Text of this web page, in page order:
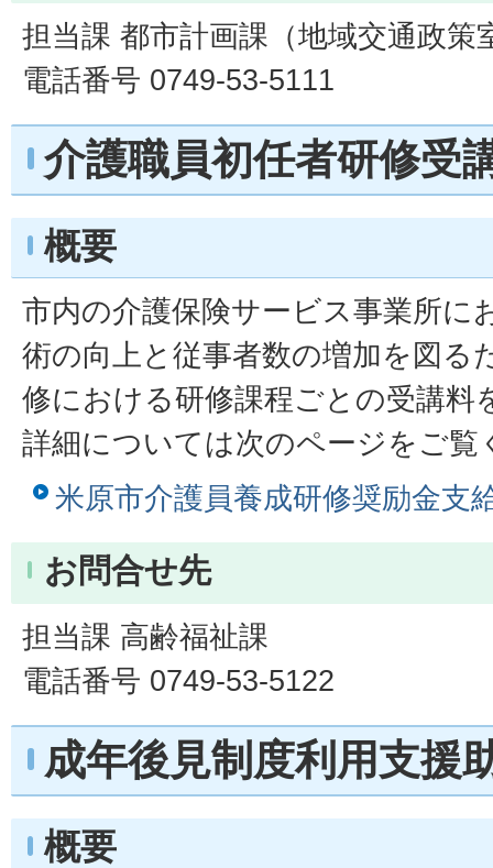
担当課 都市計画課（地域交通政策
電話番号 0749-53-5111
介護職員初任者研修受
概要
市内の介護保険サービス事業所に
術の向上と従事者数の増加を図る
修における研修課程ごとの受講料
詳細については次のページをご覧
米原市介護員養成研修奨励金支
お問合せ先
担当課 高齢福祉課
電話番号 0749-53-5122
成年後見制度利用支援
概要